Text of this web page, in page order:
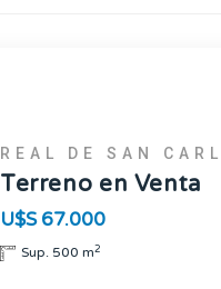
REAL DE SAN
Terreno en Venta
U$S 67.000
Sup. 500 m2